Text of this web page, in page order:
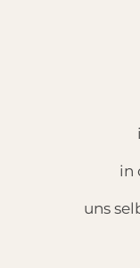
in
uns